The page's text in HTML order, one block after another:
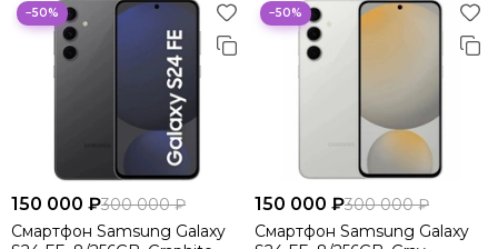
−50%
150 000 ₽300 000 ₽
Смартфон Samsung Galaxy
−50%
150 000 ₽300 000 ₽
Смартфон Samsung Galaxy